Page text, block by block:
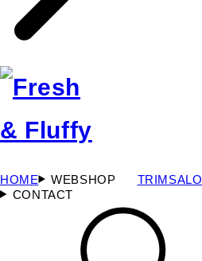
HOME WEBSHOP
CONTACT